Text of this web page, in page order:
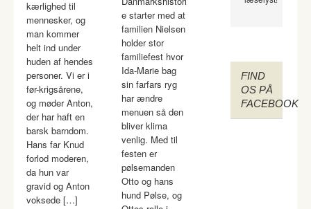
kærlighed til
mennesker, og
man kommer
helt ind under
huden af hendes
personer. Vi er i
før-krigsårene,
og møder Anton,
der har haft en
barsk barndom.
Hans far Knud
forlod moderen,
da hun var
gravid og Anton
voksede […]
e starter med at
familien Nielsen
holder stor
familiefest hvor
Ida-Marie bag
sin farfars ryg
har ændre
menuen så den
bliver klima
venlig. Med til
festen er
pølsemanden
Otto og hans
hund Pølse, og
FIND
OS PÅ
FACEBOOK